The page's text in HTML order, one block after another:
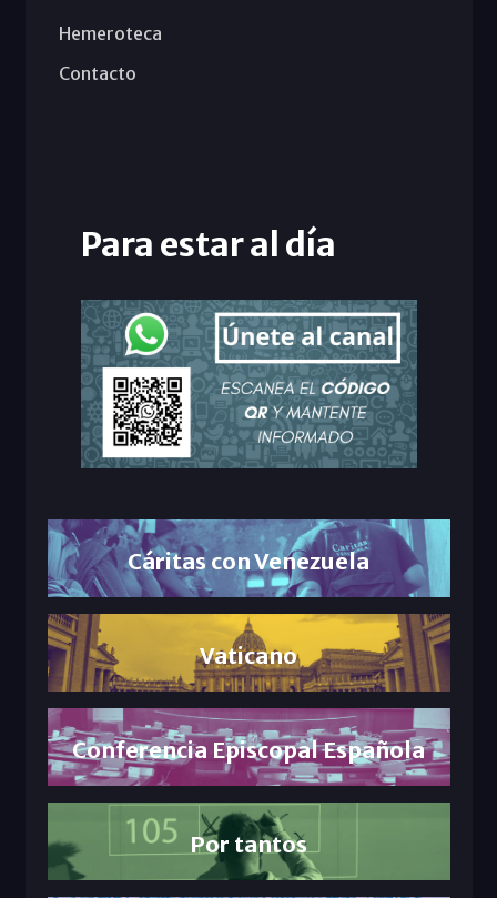
Hemeroteca
Contacto
Para estar al día
Cáritas con Venezuela
Vaticano
Conferencia Episcopal Española
Por tantos